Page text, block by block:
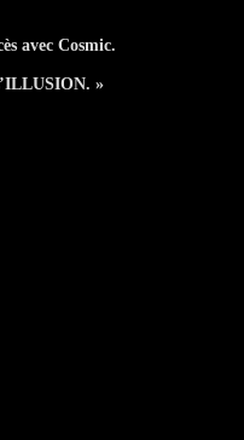
avec Cosmic.
»